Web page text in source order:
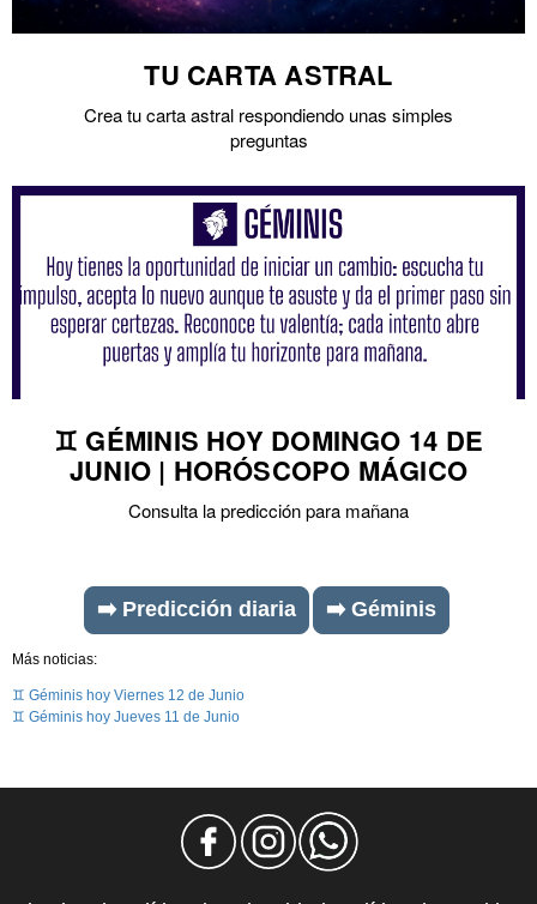
TU CARTA ASTRAL
Crea tu carta astral respondiendo unas simples
preguntas
♊ GÉMINIS HOY DOMINGO 14 DE
JUNIO | HORÓSCOPO MÁGICO
Consulta la predicción para mañana
➡️ Predicción diaria ➡️ Géminis
Más noticias:
♊ Géminis hoy Viernes 12 de Junio
♊ Géminis hoy Jueves 11 de Junio